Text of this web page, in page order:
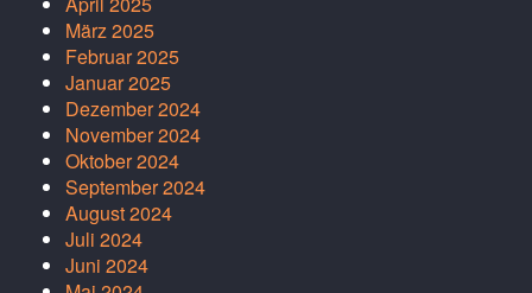
März 2025
Februar 2025
Januar 2025
Dezember 2024
November 2024
Oktober 2024
September 2024
August 2024
Juli 2024
Juni 2024